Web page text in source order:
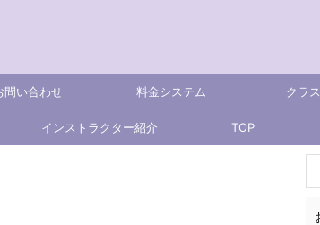
問い合わせ 料金システム クラ
インストラクター紹介 TOP